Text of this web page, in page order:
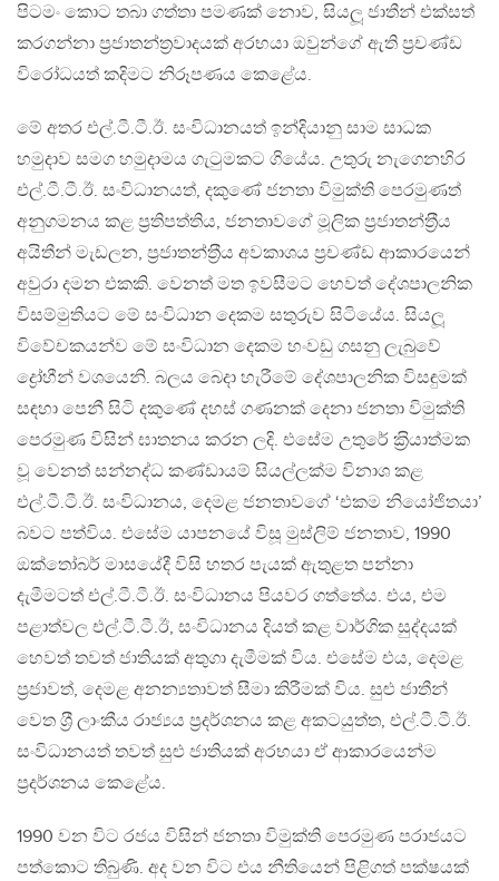
පිටමං කොට තබා ගත්තා පමණක් නොව, සියලූ ජාතීන් එක්සත්
කරගන්නා ප‍්‍රජාතන්ත‍්‍රවාදයක් අරභයා ඔවුන්ගේ ඇති ප‍්‍රචණ්ඩ
විරෝධයත් කදිමට නිරූපණය කෙළේය.
මේ අතර එල්.ටී.ටී.ඊ. සංවිධානයත් ඉන්දියානු සාම සාධක
හමුදාව සමග හමුදාමය ගැටුමකට ගියේය. උතුරු නැගෙනහිර
එල්.ටී.ටී.ඊ. සංවිධානයත්, දකුණේ ජනතා විමුක්ති පෙරමුණත්
අනුගමනය කළ ප‍්‍රතිපත්තිය, ජනතාවගේ මූලික ප‍්‍රජාතන්ත‍්‍රීය
අයිතීන් මැඩලන, ප‍්‍රජාතන්ත‍්‍රීය අවකාශය ප‍්‍රචණ්ඩ ආකාරයෙන්
අවුරා දමන එකකි. වෙනත් මත ඉවසීමට හෙවත් දේශපාලනික
විසම්මුතියට මේ සංවිධාන දෙකම සතුරුව සිටියේය. සියලූ
විවේචකයන්ව මේ සංවිධාන දෙකම හංවඩු ගසනු ලැබුවේ
ද්‍රෝහීන් වශයෙනි. බලය බෙදා හැරීමේ දේශපාලනික විසඳුමක්
සඳහා පෙනී සිටි දකුණේ දහස් ගණනක් දෙනා ජනතා විමුක්ති
පෙරමුණ විසින් ඝාතනය කරන ලදි. එසේම උතුරේ ක‍්‍රියාත්මක
වූ වෙනත් සන්නද්ධ කණ්ඩායම් සියල්ලක්ම විනාශ කළ
එල්.ටී.ටී.ඊ. සංවිධානය, දෙමළ ජනතාවගේ ‘එකම නියෝජිතයා’
බවට පත්විය. එසේම යාපනයේ විසූ මුස්ලිම් ජනතාව, 1990
ඔක්තෝබර් මාසයේදී විසි හතර පැයක් ඇතුළත පන්නා
දැමීමටත් එල්.ටී.ටී.ඊ. සංවිධානය පියවර ගත්තේය. එය, එම
පළාත්වල එල්.ටී.ටී.ඊ, සංවිධානය දියත් කළ වාර්ගික සුද්දයක්
හෙවත් තවත් ජාතියක් අතුගා දැමීමක් විය. එසේම එය, දෙමළ
ප‍්‍රජාවත්, දෙමළ අනන්‍යතාවත් සීමා කිරීමක් විය. සුළු ජාතීන්
වෙත ශ‍්‍රී ලාංකීය රාජ්‍යය ප‍්‍රදර්ශනය කළ අකටයුත්ත, එල්.ටී.ටී.ඊ.
සංවිධානයත් තවත් සුළු ජාතියක් අරභයා ඒ ආකාරයෙන්ම
ප‍්‍රදර්ශනය කෙළේය.
1990 වන විට රජය විසින් ජනතා විමුක්ති පෙරමුණ පරාජයට
පත්කොට තිබුණි. අද වන විට එය නීතියෙන් පිළිගත් පක්ෂයක්